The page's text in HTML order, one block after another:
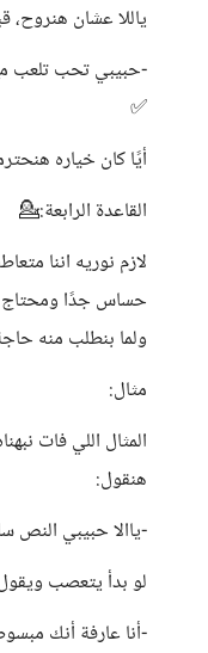
ياللا عشان هنروح،
-حبيبي تحب تلعب
✅
أيًا كان خياره
القاعدة الرابعة:💁
لازم نوريه اننا
حساس جدًا ومحتاج
ولما بنطلب منه
مثال:
المثال اللي فات
هنقول:
-ياالا حبيبي
لو بدأ يتعصب
-أنا عارفة أنك